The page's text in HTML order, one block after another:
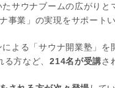
サウナブームの広がりと
業」の実現をサポートい
よる「サウナ開業塾」を
る方など、214名が受講さ